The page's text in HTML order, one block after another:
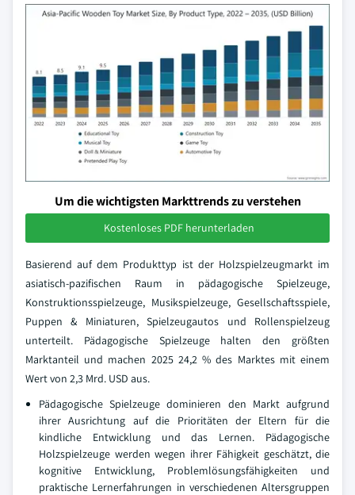
Um die wichtigsten Markttrends zu verstehen
Kostenloses PDF herunterladen
Basierend auf dem Produkttyp ist der Holzspielzeugmarkt im
asiatisch-pazifischen Raum in pädagogische Spielzeuge,
Konstruktionsspielzeuge, Musikspielzeuge, Gesellschaftsspiele,
Puppen & Miniaturen, Spielzeugautos und Rollenspielzeug
unterteilt. Pädagogische Spielzeuge halten den größten
Marktanteil und machen 2025 24,2 % des Marktes mit einem
Wert von 2,3 Mrd. USD aus.
Pädagogische Spielzeuge dominieren den Markt aufgrund
ihrer Ausrichtung auf die Prioritäten der Eltern für die
kindliche Entwicklung und das Lernen. Pädagogische
Holzspielzeuge werden wegen ihrer Fähigkeit geschätzt, die
kognitive Entwicklung, Problemlösungsfähigkeiten und
praktische Lernerfahrungen in verschiedenen Altersgruppen